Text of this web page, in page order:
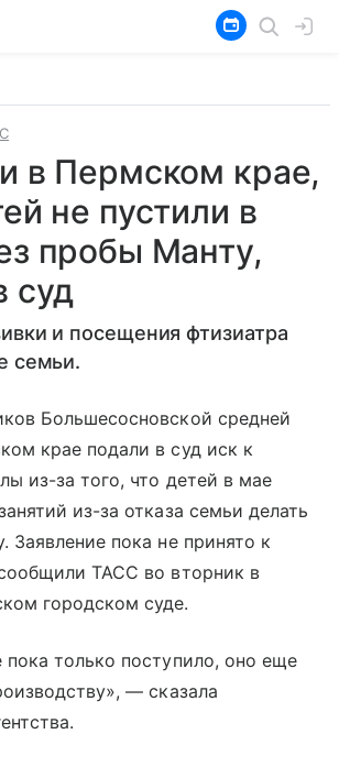
в Пермском крае,
не пустили в
пробы Манту,
суд
и посещения фтизиатра
семьи.
Большесосновской средней
крае подали в суд иск к
из-за того, что детей в мае
из-за отказа семьи делать
Заявление пока не принято к
ТАСС во вторник в
городском суде.
пока только поступило, оно еще
— сказала